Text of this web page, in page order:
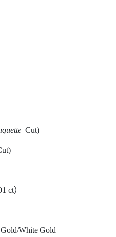
Cut)
ct）
White Gold